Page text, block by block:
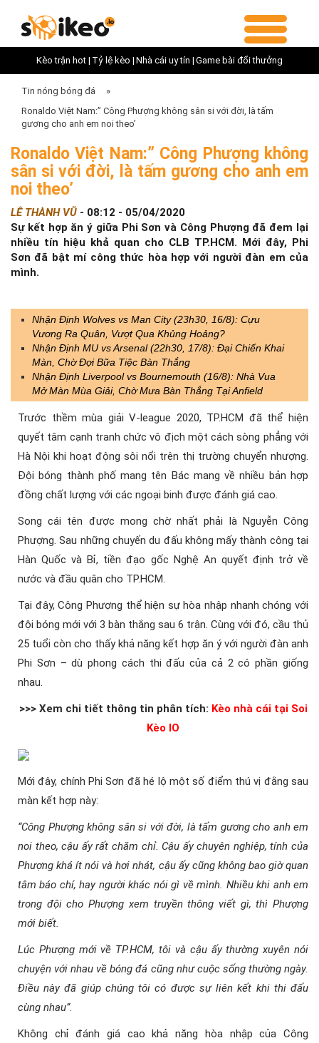
Kèo trận hot | Tỷ lệ kèo | Nhà cái uy tín | Game bài đổi thưởng
Tin nóng bóng đá
»
Ronaldo Việt Nam:” Công Phượng không sân si với đời, là tấm
gương cho anh em noi theo’
Ronaldo Việt Nam:” Công Phượng không
sân si với đời, là tấm gương cho anh em
noi theo’
LÊ THÀNH VŨ - 08:12 - 05/04/2020
Sự kết hợp ăn ý giữa Phi Sơn và Công Phượng đã đem lại
nhiều tín hiệu khả quan cho CLB TP.HCM. Mới đây, Phi
Sơn đã bật mí công thức hòa hợp với người đàn em của
mình.
Nhận Định Wolves vs Man City (23h30, 16/8): Cựu
Vương Ra Quân, Vượt Qua Khủng Hoảng?
Nhận Định MU vs Arsenal (22h30, 17/8): Đại Chiến Khai
Màn, Chờ Đợi Bữa Tiệc Bàn Thắng
Nhận Định Liverpool vs Bournemouth (16/8): Nhà Vua
Mở Màn Mùa Giải, Chờ Mưa Bàn Thắng Tại Anfield
Trước thềm mùa giải V-league 2020, TP.HCM đã thể hiện
quyết tâm cạnh tranh chức vô địch một cách sòng phẳng với
Hà Nội khi hoạt động sôi nổi trên thị trường chuyển nhượng.
Đội bóng thành phố mang tên Bác mang về nhiều bản hợp
đồng chất lượng với các ngoại binh được đánh giá cao.
Song cái tên được mong chờ nhất phải là Nguyễn Công
Phượng. Sau những chuyến du đấu không mấy thành công tại
Hàn Quốc và Bỉ, tiền đạo gốc Nghệ An quyết định trở về
nước và đầu quân cho TP.HCM.
Tại đây, Công Phượng thể hiện sự hòa nhập nhanh chóng với
đội bóng mới với 3 bàn thắng sau 6 trận. Cùng với đó, cầu thủ
25 tuổi còn cho thấy khả năng kết hợp ăn ý với người đàn anh
Phi Sơn – dù phong cách thi đấu của cả 2 có phần giống
nhau.
>>> Xem chi tiết thông tin phân tích: Kèo nhà cái tại Soi
Kèo IO
Mới đây, chính Phi Sơn đã hé lộ một số điểm thú vị đằng sau
màn kết hợp này:
“Công Phượng không sân si với đời, là tấm gương cho anh em
noi theo, cậu ấy rất chăm chỉ. Cậu ấy chuyên nghiệp, tính của
Phượng khá ít nói và hơi nhát, cậu ấy cũng không bao giờ quan
tâm báo chí, hay người khác nói gì về mình. Nhiều khi anh em
trong đội cho Phượng xem truyền thông viết gì, thì Phượng
mới biết.
Lúc Phượng mới về TP.HCM, tôi và cậu ấy thường xuyên nói
chuyện với nhau về bóng đá cũng như cuộc sống thường ngày.
Điều này đã giúp chúng tôi có được sự liên kết khi thi đấu
cùng nhau”.
Không chỉ đánh giá cao khả năng hòa nhập của Công